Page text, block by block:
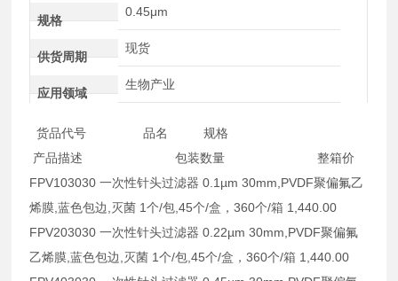
规格
0.45μm
供货周期
现货
应用领域
生物产业
货品代号 品名 规格
产品描述 包装数量 整箱价
FPV103030 一次性针头过滤器 0.1µm 30mm,PVDF聚偏氟乙
烯膜,蓝色包边,灭菌 1个/包,45个/盒，360个/箱 1,440.00
FPV203030 一次性针头过滤器 0.22µm 30mm,PVDF聚偏氟
乙烯膜,蓝色包边,灭菌 1个/包,45个/盒，360个/箱 1,440.00